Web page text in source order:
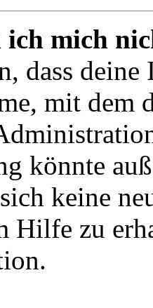
mich
dass
mit dem
könnte
keine
Hilfe zu